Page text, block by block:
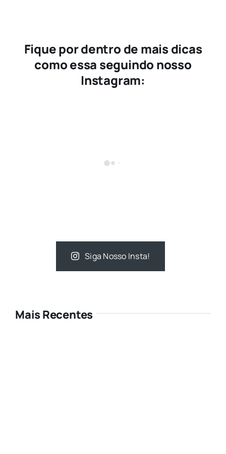
Fique por dentro de mais dicas
como essa seguindo nosso
Instagram:
Siga Nosso Insta!
Mais Recentes